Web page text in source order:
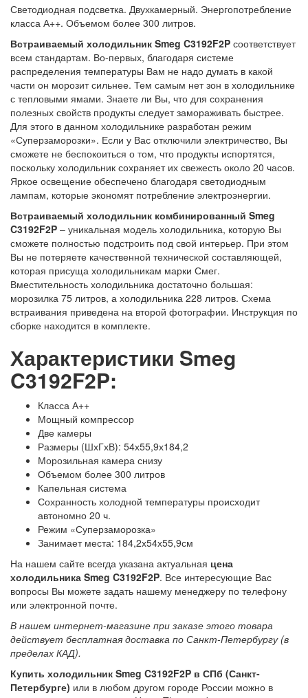
Светодиодная подсветка. Двухкамерный. Энергопотребление
класса А++. Объемом более 300 литров.
Встраиваемый холодильник Smeg C3192F2P соответствует
всем стандартам. Во-первых, благодаря системе
распределения температуры Вам не надо думать в какой
части он морозит сильнее. Тем самым нет зон в холодильнике
с тепловыми ямами. Знаете ли Вы, что для сохранения
полезных свойств продукты следует замораживать быстрее.
Для этого в данном холодильнике разработан режим
«Суперзаморозки». Если у Вас отключили электричество, Вы
сможете не беспокоиться о том, что продукты испортятся,
поскольку холодильник сохраняет их свежесть около 20 часов.
Яркое освещение обеспечено благодаря светодиодным
лампам, которые экономят потребление электроэнергии.
Встраиваемый холодильник комбинированный Smeg
C3192F2P – уникальная модель холодильника, которую Вы
сможете полностью подстроить под свой интерьер. При этом
Вы не потеряете качественной технической составляющей,
которая присуща холодильникам марки Смег.
Вместительность холодильника достаточно большая:
морозилка 75 литров, а холодильника 228 литров. Схема
встраивания приведена на второй фотографии. Инструкция по
сборке находится в комплекте.
Характеристики Smeg
C3192F2P:
Класса А++
Мощный компрессор
Две камеры
Размеры (ШхГхВ): 54х55,9х184,2
Морозильная камера снизу
Объемом более 300 литров
Капельная система
Сохранность холодной температуры происходит
автономно 20 ч.
Режим «Суперзаморозка»
Занимает места: 184,2х54х55,9см
На нашем сайте всегда указана актуальная цена
холодильника Smeg C3192F2P. Все интересующие Вас
вопросы Вы можете задать нашему менеджеру по телефону
или электронной почте.
В нашем интернет-магазине при заказе этого товара
действует бесплатная доставка по Санкт-Петербургу (в
пределах КАД).
Купить холодильник Smeg C3192F2P в СПб (Санкт-
Петербурге) или в любом другом городе России можно в